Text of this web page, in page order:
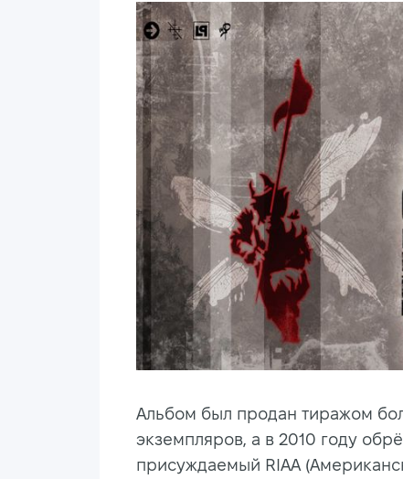
Альбом был продан тиражом
экземпляров, а в 2010 году
присуждаемый RIAA